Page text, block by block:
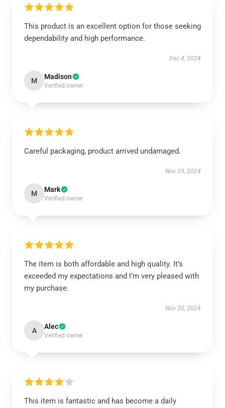
This product is an excellent option for those seeking
dependability and high performance.
Dec 4, 2024
M Madison
Verified owner
Careful packaging, product arrived undamaged.
Nov 29, 2024
M Mark
Verified owner
The item is both affordable and high quality. It’s
exceeded my expectations and I’m very pleased with
my purchase.
Nov 20, 2024
A Alec
Verified owner
This item is fantastic and has become a daily